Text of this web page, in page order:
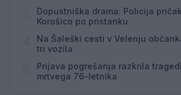
Dopustniška drama: Policija
Korošico po pristanku
Na Šaleški cesti v Velenju
tri vozila
Prijava pogrešanja razkrila
mrtvega 76-letnika